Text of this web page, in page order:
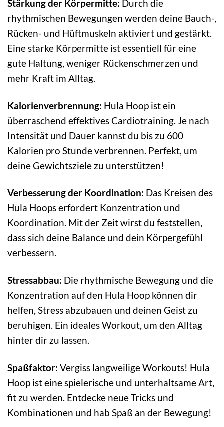
Stärkung der Körpermitte: Durch die
rhythmischen Bewegungen werden deine Bauch-,
Rücken- und Hüftmuskeln aktiviert und gestärkt.
Eine starke Körpermitte ist essentiell für eine
gute Haltung, weniger Rückenschmerzen und
mehr Kraft im Alltag.
Kalorienverbrennung: Hula Hoop ist ein
überraschend effektives Cardiotraining. Je nach
Intensität und Dauer kannst du bis zu 600
Kalorien pro Stunde verbrennen. Perfekt, um
deine Gewichtsziele zu unterstützen!
Verbesserung der Koordination: Das Kreisen des
Hula Hoops erfordert Konzentration und
Koordination. Mit der Zeit wirst du feststellen,
dass sich deine Balance und dein Körpergefühl
verbessern.
Stressabbau: Die rhythmische Bewegung und die
Konzentration auf den Hula Hoop können dir
helfen, Stress abzubauen und deinen Geist zu
beruhigen. Ein ideales Workout, um den Alltag
hinter dir zu lassen.
Spaßfaktor: Vergiss langweilige Workouts! Hula
Hoop ist eine spielerische und unterhaltsame Art,
fit zu werden. Entdecke neue Tricks und
Kombinationen und hab Spaß an der Bewegung!